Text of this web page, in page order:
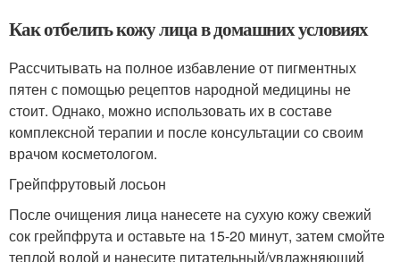
Как отбелить кожу лица в домашних условиях
Рассчитывать на полное избавление от пигментных
пятен с помощью рецептов народной медицины не
стоит. Однако, можно использовать их в составе
комплексной терапии и после консультации со своим
врачом косметологом.
Грейпфрутовый лосьон
После очищения лица нанесете на сухую кожу свежий
сок грейпфрута и оставьте на 15-20 минут, затем смойте
теплой водой и нанесите питательный/увлажняющий